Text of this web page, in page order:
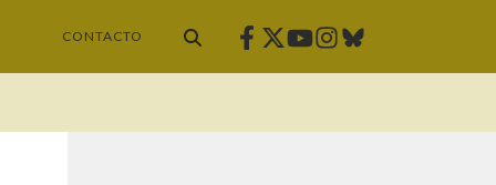
CONTACTO Facebook
Twitter
Youtube
Instagram
Bluesky